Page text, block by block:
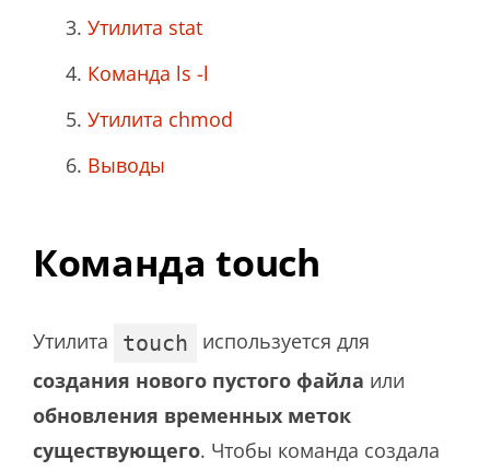
Утилита stat
Команда ls -l
Утилита chmod
Выводы
Команда touch
Утилита touch
используется для
создания нового пустого файла или
обновления временных меток
существующего. Чтобы команда создала